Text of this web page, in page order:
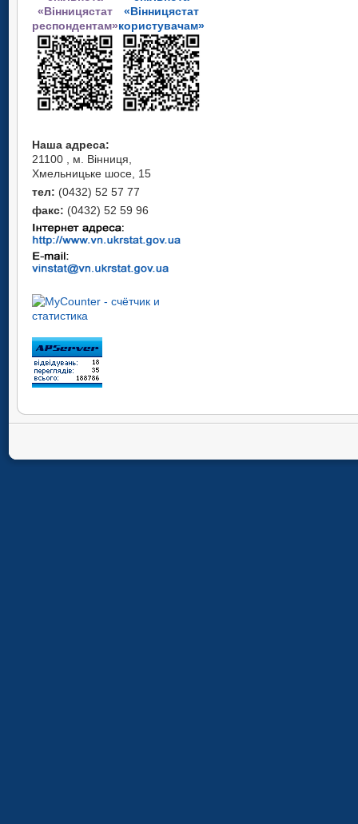
«Вінницястат
респондентам»
«Вінницястат
користувачам»
Наша адреса:
21100 , м. Вінниця,
Хмельницьке шосе, 15
тел: (0432) 52 57 77
факс: (0432) 52 59 96